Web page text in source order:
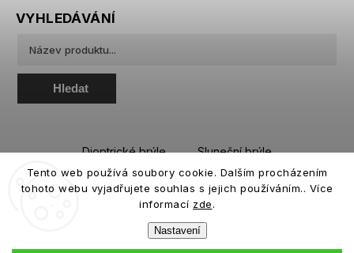
Tento web používá soubory cookie. Dalším procházením
tohoto webu vyjadřujete souhlas s jejich používáním.. Více
informací zde.
Nastavení
VYHLEDÁVÁNÍ
Hledat
Dioptrické brýle
Sluneční brýle
Sportovní brýle
Kontaktní čočky
Roztoky a oční kapky